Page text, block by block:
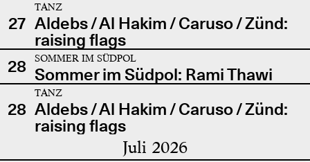
27
TANZ
Aldebs / Al Hakim / Caruso / Zünd:
raising flags
28
SOMMER IM SÜDPOL
Sommer im Südpol: Rami Thawi
28
TANZ
Aldebs / Al Hakim / Caruso / Zünd:
raising flags
Juli 2026